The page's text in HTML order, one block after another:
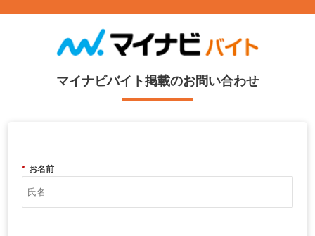
マイナビバイト掲載のお問い合わせ
* お名前